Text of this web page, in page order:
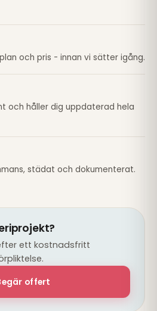
och pris - innan vi sätter igång.
och håller dig uppdaterad hela
städat och dokumenterat.
ett kostnadsfritt
offert